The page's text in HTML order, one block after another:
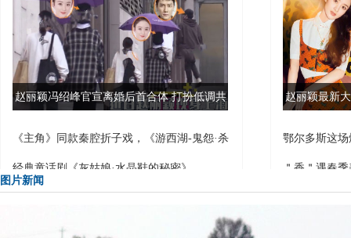
赵丽颖冯绍峰官宣离婚后首合体 打扮低调共
《主角》同款秦腔折子戏，《游西湖-鬼怨·杀
经典童话剧《灰姑娘·水晶鞋的秘密》
魔幻现实主义话剧《鳄鱼》将于 5 月 8 日登
赵丽颖最新
鄂尔多斯这
＂香＂遇春
拉向
图片新闻